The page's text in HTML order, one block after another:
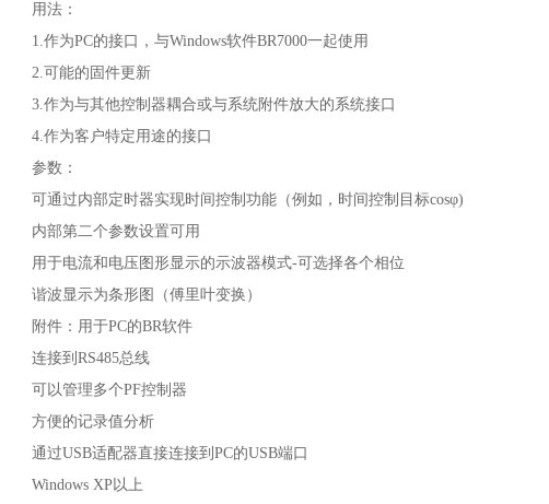
用法：
1.作为PC的接口，与Windows软件BR7000一起使用
2.可能的固件更新
3.作为与其他控制器耦合或与系统附件放大的系统接口
4.作为客户特定用途的接口
参数：
可通过内部定时器实现时间控制功能（例如，时间控制目标cosφ)
内部第二个参数设置可用
用于电流和电压图形显示的示波器模式-可选择各个相位
谐波显示为条形图（傅里叶变换）
附件：用于PC的BR软件
连接到RS485总线
可以管理多个PF控制器
方便的记录值分析
通过USB适配器直接连接到PC的USB端口
Windows XP以上